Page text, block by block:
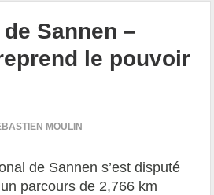
Sannen –
le pouvoir
MOULIN
de Sannen s’est disputé
parcours de 2,766 km